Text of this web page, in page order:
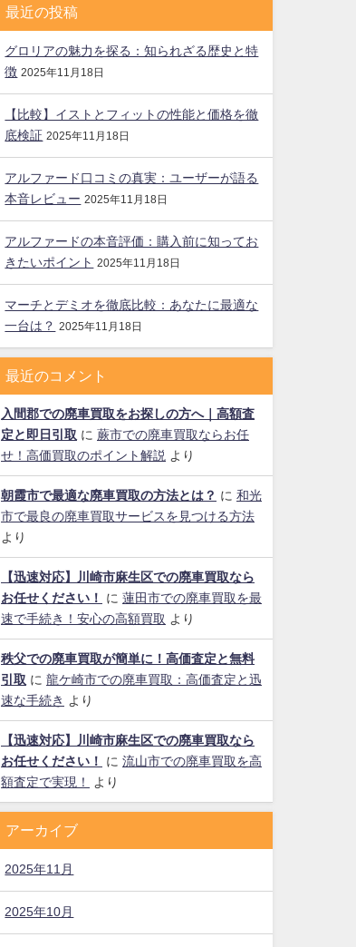
最近の投稿
グロリアの魅力を探る：知られざる歴史と特
徴 2025年11月18日
【比較】イストとフィットの性能と価格を徹
底検証 2025年11月18日
アルファード口コミの真実：ユーザーが語る
本音レビュー 2025年11月18日
アルファードの本音評価：購入前に知ってお
きたいポイント
2025年11月18日
マーチとデミオを徹底比較：あなたに最適な
一台は？
2025年11月18日
最近のコメント
入間郡での廃車買取をお探しの方へ｜高額査
定と即日引取 に 蕨市での廃車買取ならお任
せ！高価買取のポイント解説 より
朝霞市で最適な廃車買取の方法とは？ に 和光
市で最良の廃車買取サービスを見つける方法
より
【迅速対応】川崎市麻生区での廃車買取なら
お任せください！
に 蓮田市での廃車買取を最
速で手続き！安心の高額買取 より
秩父での廃車買取が簡単に！高価査定と無料
引取 に 龍ケ崎市での廃車買取：高価査定と迅
速な手続き
より
【迅速対応】川崎市麻生区での廃車買取なら
お任せください！
に 流山市での廃車買取を高
額査定で実現！
より
アーカイブ
2025年11月
2025年10月